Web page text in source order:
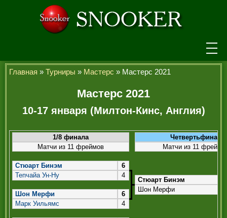
НОВОСТИ
ТУРНИРЫ
РЕЙТИНГ
ИГРОКИ
СЕНЧУРИ БРЕЙКИ
МАКСИМАЛЬНЫЕ БРЕЙКИ
ЧЕМПИОНЫ МИРА
ЛЕГЕНДЫ СНУКЕРА
Главная » Турниры » Мастерс » Мастерс 2021
Мастерс 2021
10-17 января (Милтон-Кинс, Англия)
1/8 финала
Четвертьфинал
Матчи из 11 фреймов
Матчи из 11
Стюарт Бинэм
6
Тепчайа Ун-Ну
4
Стюарт Бинэм
Шон Мерфи
Шон Мерфи
6
Марк Уильямс
4